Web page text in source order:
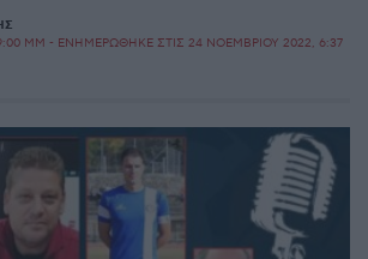
ΜΜ - ΕΝΗΜΕΡΏΘΗΚΕ ΣΤΙΣ 24 ΝΟΕΜΒΡΊΟΥ 2022, 6:37